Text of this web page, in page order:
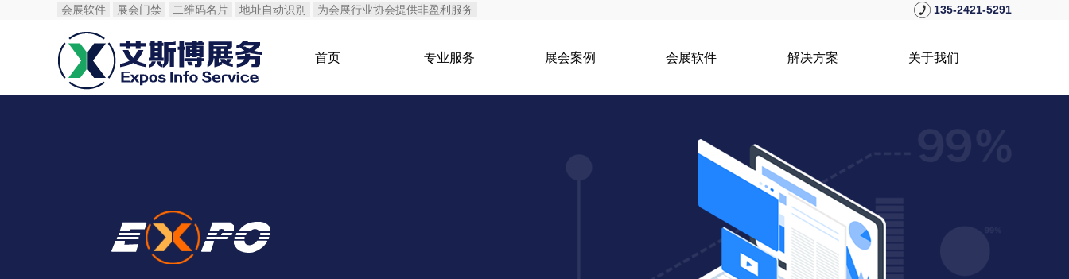
会展软件 展会门禁 二维码名片 地址自动识别 为会展行业协会提供非盈利服务 135-2421-5291
首页 专业服务 展会案例 会展软件 解决方案 关于我们